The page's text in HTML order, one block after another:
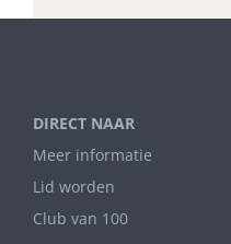
DIRECT NAAR
Meer informatie
Lid worden
Club van 100